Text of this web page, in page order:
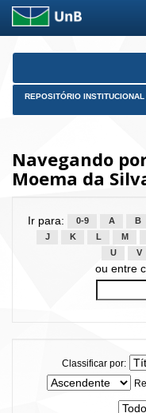
Skip
REPOSITÓRIO
Navegando
Moema da
Ir para: 0-9 A B
J
K L M
U
V
ou entre
Classificar por: